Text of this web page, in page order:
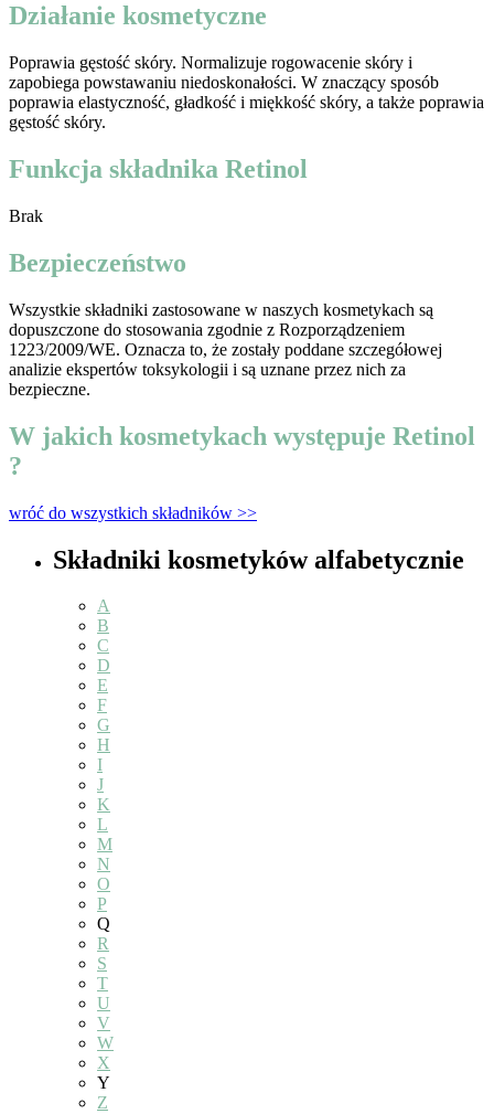
Działanie kosmetyczne
Poprawia gęstość skóry. Normalizuje rogowacenie skóry i
zapobiega powstawaniu niedoskonałości. W znaczący sposób
poprawia elastyczność, gładkość i miękkość skóry, a także poprawia
gęstość skóry.
Funkcja składnika Retinol
Brak
Bezpieczeństwo
Wszystkie składniki zastosowane w naszych kosmetykach są
dopuszczone do stosowania zgodnie z Rozporządzeniem
1223/2009/WE. Oznacza to, że zostały poddane szczegółowej
analizie ekspertów toksykologii i są uznane przez nich za
bezpieczne.
W jakich kosmetykach występuje Retinol
?
wróć do wszystkich składników >>
Składniki kosmetyków alfabetycznie
A
B
C
D
E
F
G
H
I
J
K
L
M
N
O
P
Q
R
S
T
U
V
W
X
Y
Z